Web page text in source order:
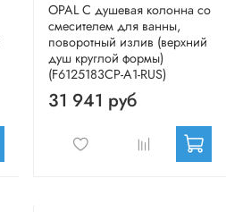
OPAL C душевая колонна со
смесителем для ванны,
поворотный излив (верхний
душ круглой формы)
(F6125183CP-A1-RUS)
31 941 руб